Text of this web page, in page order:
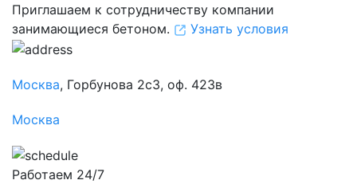
Приглашаем к сотрудничеству компании
занимающиеся бетоном.
Узнать условия
Москва, Горбунова 2с3, оф. 423в
Москва
Работаем 24/7